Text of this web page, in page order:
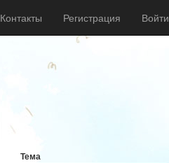
Контакты Регистрация Войти
Тема